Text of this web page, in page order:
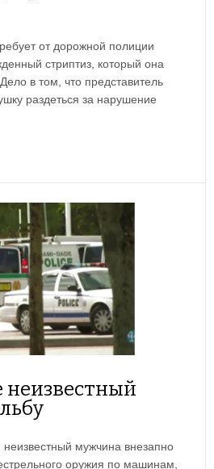
от дорожной полиции
стриптиз, который она
в том, что представитель
раздеться за нарушение
неизвестный
неизвестный мужчина внезапно
оружия по машинам,